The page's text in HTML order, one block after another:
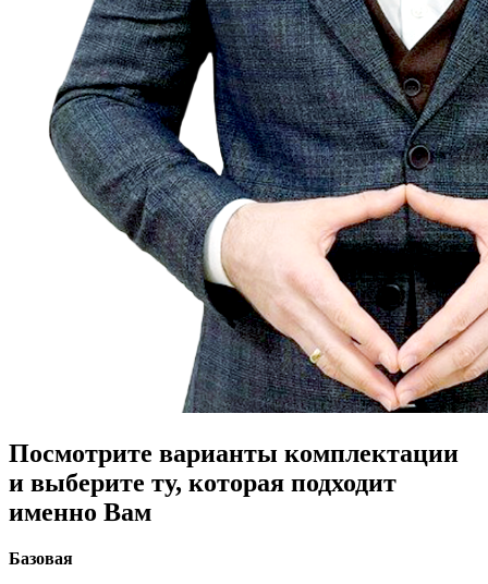
Посмотрите варианты комплектации
и выберите ту, которая подходит
именно Вам
Базовая